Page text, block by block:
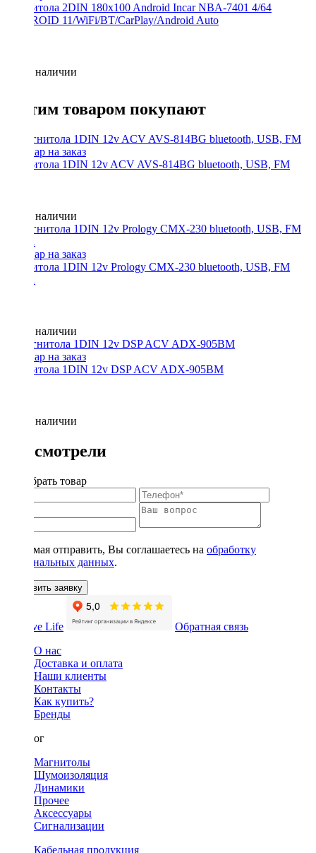
Магнитола 2DIN 180x100 Android Incar NBA-7401 4/64
ANDROID 11/WiFi/BT/CarPlay/Android Auto
Нет в наличии
С этим товаром покупают
Магнитола 1DIN 12v ACV AVS-814BG bluetooth, USB, FM
Нет в наличии
Магнитола 1DIN 12v Prology CMX-230 bluetooth, USB, FM
Нет в наличии
Магнитола 1DIN 12v DSP ACV ADX-905BM
Нет в наличии
Вы смотрели
Подобрать товар
Нажимая отправить, Вы соглашаетесь на обработку
персональных данных.
Оставить заявку
Обратная связь
О нас
Доставка и оплата
Наши клиенты
Контакты
Как купить?
Бренды
Каталог
Магнитолы
Шумоизоляция
Динамики
Прочее
Аксессуары
Сигнализации
Кабельная продукция